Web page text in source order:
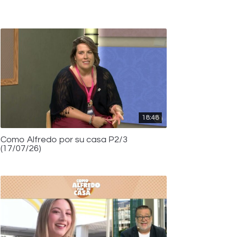
18:48
Como Alfredo por su casa P2/3
(17/07/26)